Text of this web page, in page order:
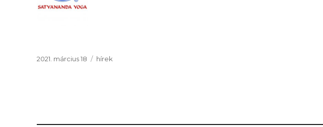
Közzétéve
2021. március 18 Kategória
hírek